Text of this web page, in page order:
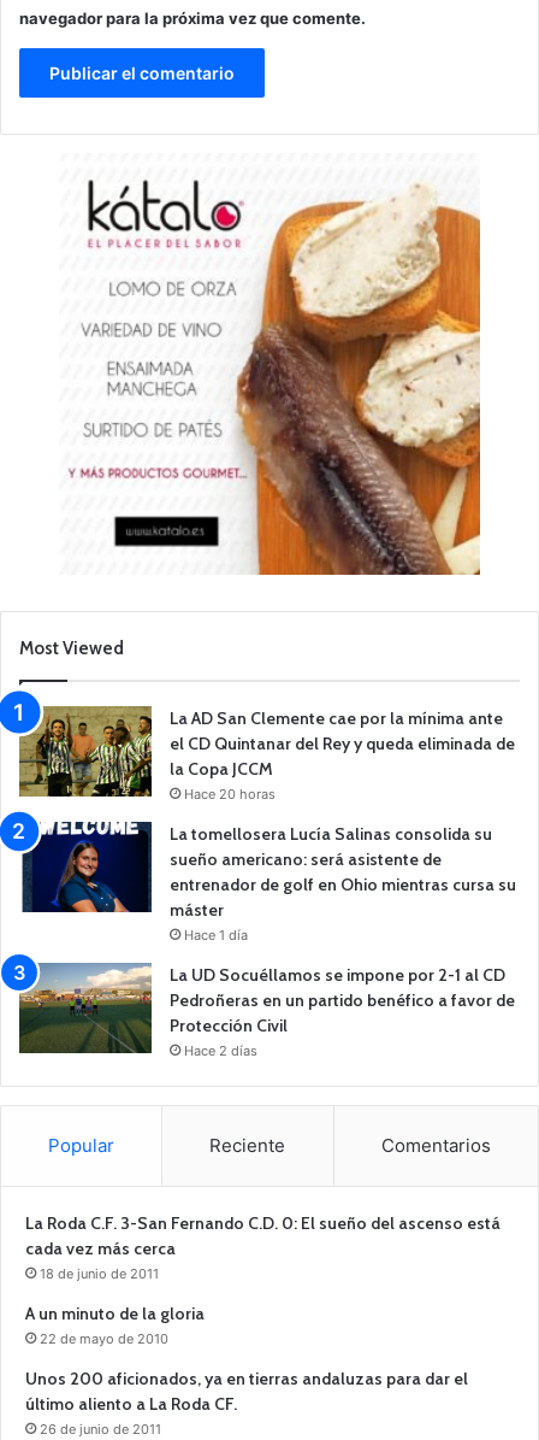
navegador para la próxima vez que comente.
Most Viewed
La AD San Clemente cae por la mínima ante
el CD Quintanar del Rey y queda eliminada de
la Copa JCCM
Hace 20 horas
La tomellosera Lucía Salinas consolida su
sueño americano: será asistente de
entrenador de golf en Ohio mientras cursa su
máster
Hace 1 día
La UD Socuéllamos se impone por 2-1 al CD
Pedroñeras en un partido benéfico a favor de
Protección Civil
Hace 2 días
Popular Reciente Comentarios
La Roda C.F. 3-San Fernando C.D. 0: El sueño del ascenso está
cada vez más cerca
18 de junio de 2011
A un minuto de la gloria
22 de mayo de 2010
Unos 200 aficionados, ya en tierras andaluzas para dar el
último aliento a La Roda CF.
26 de junio de 2011